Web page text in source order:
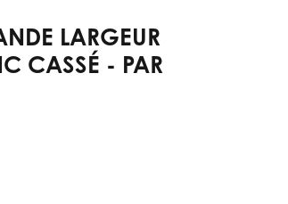
LARGEUR
CASSÉ - PAR